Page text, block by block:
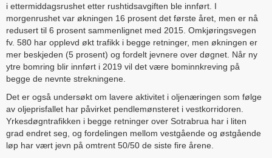
i ettermiddagsrushet etter rushtidsavgiften ble innført. I
morgenrushet var økningen 16 prosent det første året, men er nå
redusert til 6 prosent sammenlignet med 2015. Omkjøringsvegen
fv. 580 har opplevd økt trafikk i begge retninger, men økningen er
mer beskjeden (5 prosent) og fordelt jevnere over døgnet. Når ny
ytre bomring blir innført i 2019 vil det være bominnkreving på
begge de nevnte strekningene.
Det er også undersøkt om lavere aktivitet i oljenæringen som følge
av oljeprisfallet har påvirket pendlemønsteret i vestkorridoren.
Yrkesdøgntrafikken i begge retninger over Sotrabrua har i liten
grad endret seg, og fordelingen mellom vestgående og østgående
løp har vært jevn på omtrent 50/50 de siste fire årene.